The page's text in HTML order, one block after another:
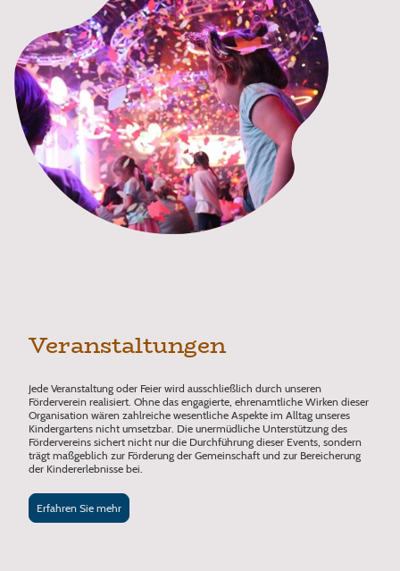
Veranstaltungen
Jede Veranstaltung oder Feier wird ausschließlich durch unseren
Förderverein realisiert. Ohne das engagierte, ehrenamtliche Wirken dieser
Organisation wären zahlreiche wesentliche Aspekte im Alltag unseres
Kindergartens nicht umsetzbar. Die unermüdliche Unterstützung des
Fördervereins sichert nicht nur die Durchführung dieser Events, sondern
trägt maßgeblich zur Förderung der Gemeinschaft und zur Bereicherung
der Kindererlebnisse bei.
Erfahren Sie mehr